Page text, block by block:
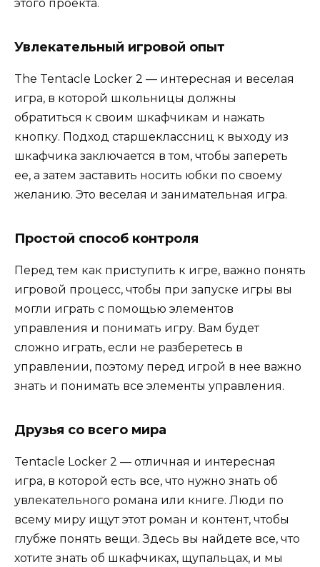
этого проекта.
Увлекательный игровой опыт
The Tentacle Locker 2 — интересная и веселая
игра, в которой школьницы должны
обратиться к своим шкафчикам и нажать
кнопку. Подход старшеклассниц к выходу из
шкафчика заключается в том, чтобы запереть
ее, а затем заставить носить юбки по своему
желанию. Это веселая и занимательная игра.
Простой способ контроля
Перед тем как приступить к игре, важно понять
игровой процесс, чтобы при запуске игры вы
могли играть с помощью элементов
управления и понимать игру. Вам будет
сложно играть, если не разберетесь в
управлении, поэтому перед игрой в нее важно
знать и понимать все элементы управления.
Друзья со всего мира
Tentacle Locker 2 — отличная и интересная
игра, в которой есть все, что нужно знать об
увлекательного романа или книге. Люди по
всему миру ищут этот роман и контент, чтобы
глубже понять вещи. Здесь вы найдете все, что
хотите знать об шкафчиках, щупальцах, и мы